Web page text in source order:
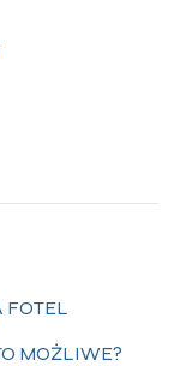
FOTEL
MOŻLIWE?